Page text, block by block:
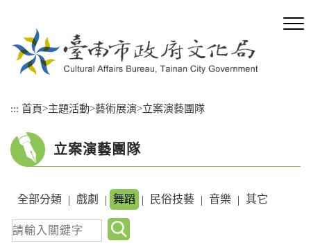
::: 首頁>主題活動>藝術展演>立案演藝團隊
立案演藝團隊
全部分類 | 戲劇 | 舞蹈 | 民俗技藝 | 音樂 | 其它
關